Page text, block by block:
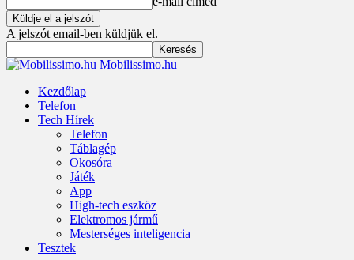
A jelszót email-ben küldjük el.
Mobilissimo.hu
Kezdőlap
Telefon
Tech Hírek
Telefon
Táblagép
Okosóra
Játék
App
High-tech eszköz
Elektromos jármű
Mesterséges inteligencia
Tesztek